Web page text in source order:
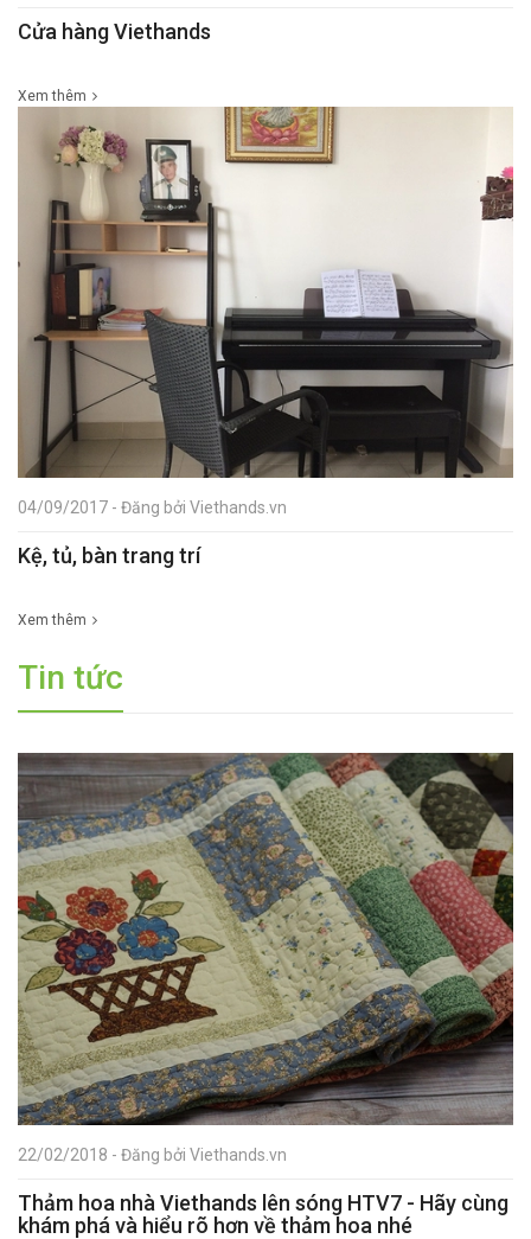
Cửa hàng Viethands
Xem thêm
04/09/2017 - Đăng bởi Viethands.vn
Kệ, tủ, bàn trang trí
Xem thêm
Tin tức
22/02/2018 - Đăng bởi Viethands.vn
Thảm hoa nhà Viethands lên sóng HTV7 - Hãy cùng
khám phá và hiểu rõ hơn về thảm hoa nhé